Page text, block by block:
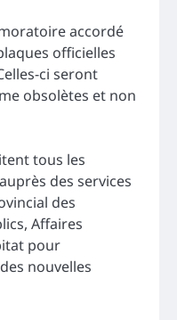
accordé
officielles
ci seront
obsolètes et non
tous les
des services
des
Affaires
pour
nouvelles